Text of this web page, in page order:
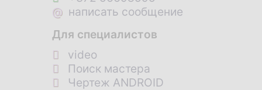
@ написать сообщение
Для специалистов
video
Поиск мастера
Чертеж ANDROID